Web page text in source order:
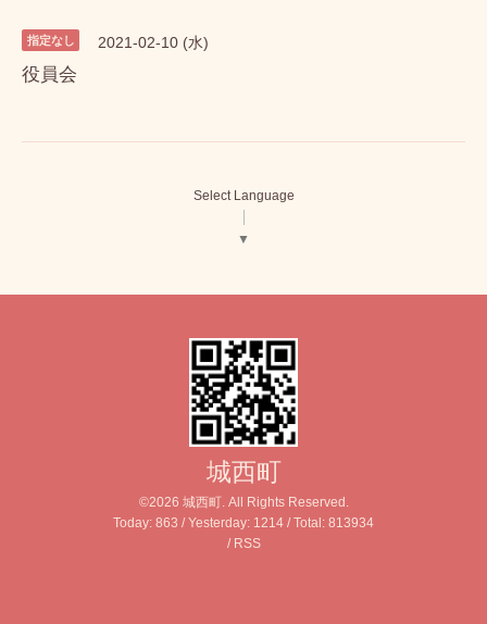
指定なし 2021-02-10 (水)
役員会
Select Language
▼
城西町
©2026 城西町. All Rights Reserved.
Today: 863 / Yesterday: 1214 / Total: 813934
/ RSS